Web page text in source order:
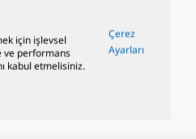
için işlevsel
ve performans
kabul etmelisiniz.
Çerez
Ayarları